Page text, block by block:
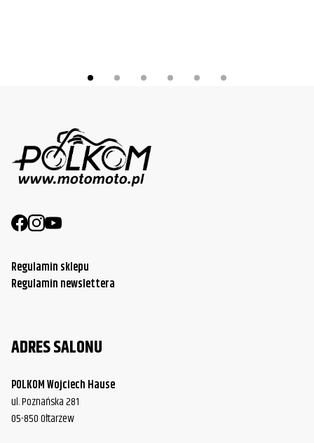
Regulamin sklepu
Regulamin newslettera
ADRES SALONU
POLKOM Wojciech Hause
ul. Poznańska 281
05-850 Ołtarzew